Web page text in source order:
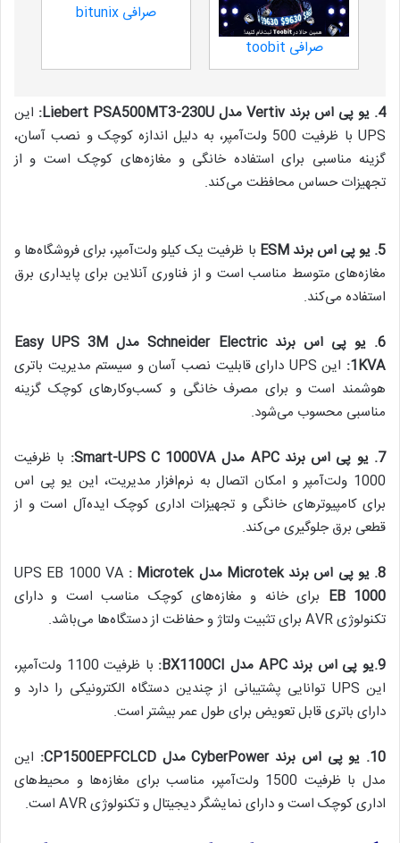
صرافی toobit
صرافی bitunix
4. یو پی اس برند Vertiv مدل Liebert PSA500MT3-230U: این
UPS با ظرفیت 500 ولت‌آمپر، به دلیل اندازه کوچک و نصب آسان،
گزینه مناسبی برای استفاده خانگی و مغازه‌های کوچک است و از
تجهیزات حساس محافظت می‌کند.
5. یو پی اس برند ESM
با ظرفیت یک کیلو ولت‌آمپر، برای فروشگاه‌ها و
مغازه‌های متوسط مناسب است و از فناوری آنلاین برای پایداری برق
استفاده می‌کند.
6. یو پی اس برندSchneider Electric مدل Easy UPS 3M
1KVA:
این UPS دارای قابلیت نصب آسان و سیستم مدیریت باتری
هوشمند است و برای مصرف خانگی و کسب‌وکارهای کوچک گزینه
مناسبی محسوب می‌شود.
7. یو پی اس برندAPC مدل Smart-UPS C 1000VA: با ظرفیت
1000 ولت‌آمپر و امکان اتصال به نرم‌افزار مدیریت، این یو پی اس
برای کامپیوترهای خانگی و تجهیزات اداری کوچک ایده‌آل است و از
قطعی برق جلوگیری می‌کند.
8. یو پی اس برندMicrotek مدل UPS EB 1000 VA : Microtek
EB 1000 برای خانه و مغازه‌های کوچک مناسب است و دارای
تکنولوژی AVR برای تثبیت ولتاژ و حفاظت از دستگاه‌ها می‌باشد.
9.یو پی اس برندAPC مدل BX1100CI:
با ظرفیت 1100 ولت‌آمپر،
این UPS توانایی پشتیبانی از چندین دستگاه الکترونیکی را دارد و
دارای باتری قابل تعویض برای طول عمر بیشتر است.
10. یو پی اس برندCyberPower مدلCP1500EPFCLCD: این
مدل با ظرفیت 1500 ولت‌آمپر، مناسب برای مغازه‌ها و محیط‌های
اداری کوچک است و دارای نمایشگر دیجیتال و تکنولوژی AVR است.